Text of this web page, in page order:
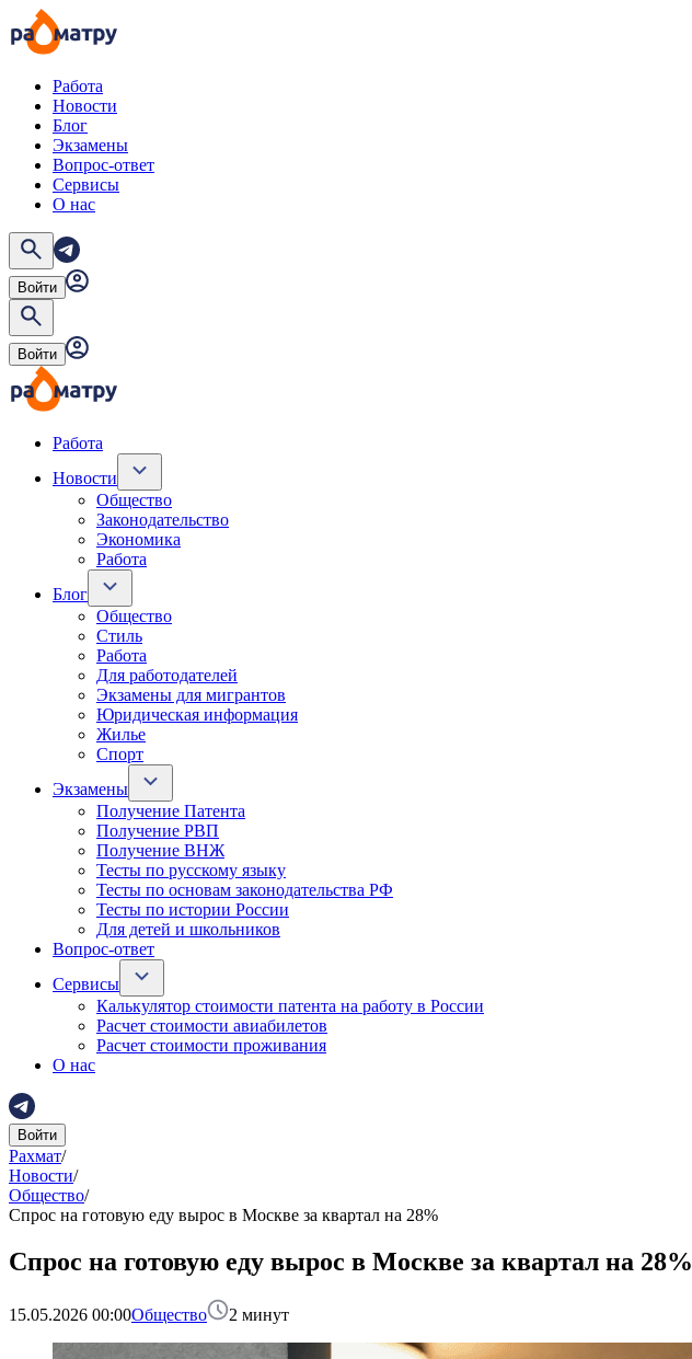
Работа
Новости
Блог
Экзамены
Вопрос-ответ
Сервисы
О нас
Войти
Войти
Работа
Новости
Общество
Законодательство
Экономика
Работа
Блог
Общество
Стиль
Работа
Для работодателей
Экзамены для мигрантов
Юридическая информация
Жилье
Спорт
Экзамены
Получение Патента
Получение РВП
Получение ВНЖ
Тесты по русскому языку
Тесты по основам законодательства РФ
Тесты по истории России
Для детей и школьников
Вопрос-ответ
Сервисы
Калькулятор стоимости патента на работу в России
Расчет стоимости авиабилетов
Расчет стоимости проживания
О нас
Войти
Рахмат/
Новости/
Общество/
Спрос на готовую еду вырос в Москве за квартал на 28%
Спрос на готовую еду вырос в Москве за квартал на 28%
15.05.2026 00:00Общество 2 минут